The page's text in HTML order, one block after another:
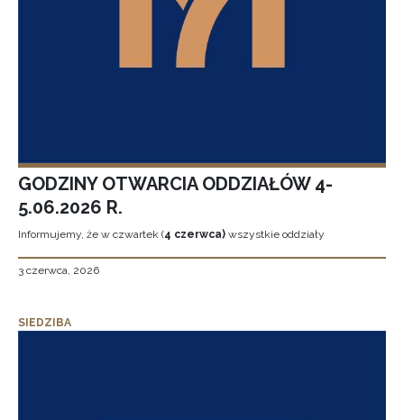
GODZINY OTWARCIA ODDZIAŁÓW 4-
5.06.2026 R.
Informujemy, że w czwartek (4 czerwca) wszystkie oddziały
3 czerwca, 2026
SIEDZIBA